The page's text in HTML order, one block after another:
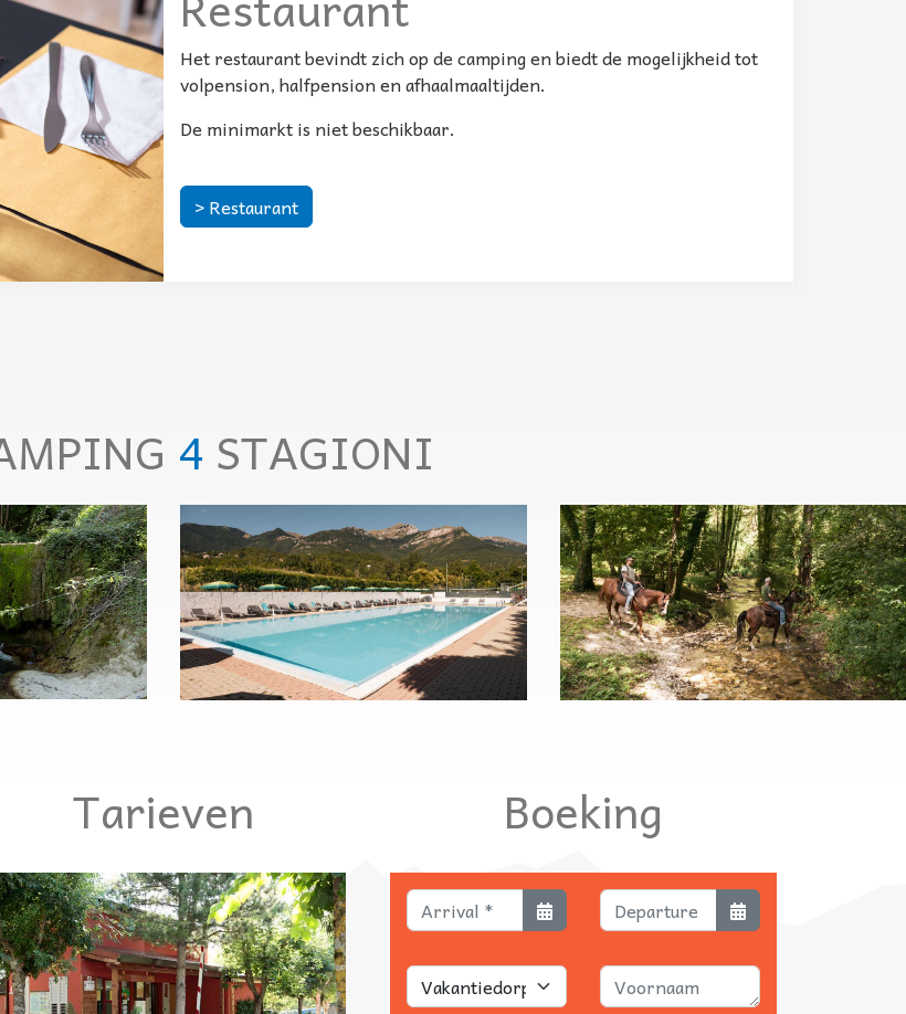
Het restaurant bevindt zich op de camping en biedt de mogelijkheid tot
volpension, halfpension en afhaalmaaltijden.
De minimarkt is niet beschikbaar.
> Restaurant
4 STAGIONI
Tarieven Boeking